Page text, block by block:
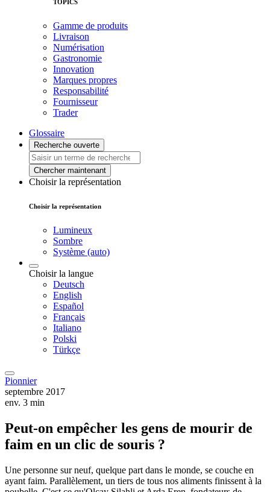
TOPICS
Gamme de produits
Livraison
Numérisation
Gastronomie
Innovation
Marques propres
Responsabilité
Fournisseur
Trader
Glossaire
Recherche ouverte
Chercher maintenant
Choisir la représentation
Choisir la représentation
Lumineux
Sombre
Système (auto)
Choisir la langue
Deutsch
English
Español
Français
Italiano
Polski
Türkçe
Pionnier
septembre 2017
env. 3 min
Peut-on empêcher les gens de mourir de
faim en un clic de souris ?
Une personne sur neuf, quelque part dans le monde, se couche en
ayant faim. Parallèlement, un tiers de tous nos aliments finissent à la